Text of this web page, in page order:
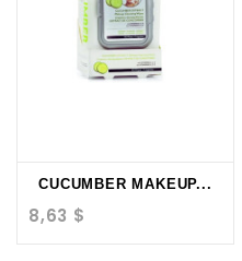
CUCUMBER MAKEUP...
8,63 $